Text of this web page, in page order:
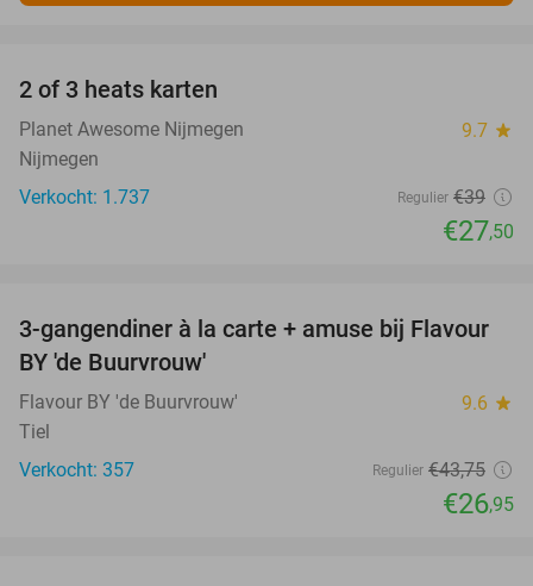
2 of 3 heats karten
Planet Awesome Nijmegen 9.7 star
Nijmegen
Verkocht: 1.737
Regulier €39
€27,50
38%
3-gangendiner à la carte + amuse bij Flavour
BY 'de Buurvrouw'
Flavour BY 'de Buurvrouw' 9.6 star
Tiel
Verkocht: 357
Regulier €43,75
€26,95